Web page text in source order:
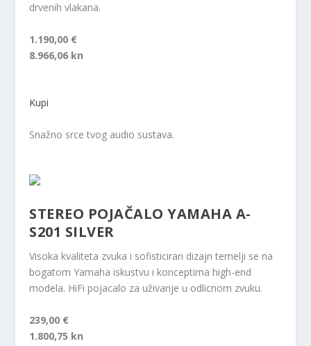
drvenih vlakana.
1.190,00 €
8.966,06 kn
Kupi
Snažno srce tvog audio sustava.
STEREO POJAČALO YAMAHA A-
S201 SILVER
Visoka kvaliteta zvuka i sofisticiran dizajn temelji se na
bogatom Yamaha iskustvu i konceptima high-end
modela. HiFi pojacalo za uživanje u odlicnom zvuku.
239,00 €
1.800,75 kn